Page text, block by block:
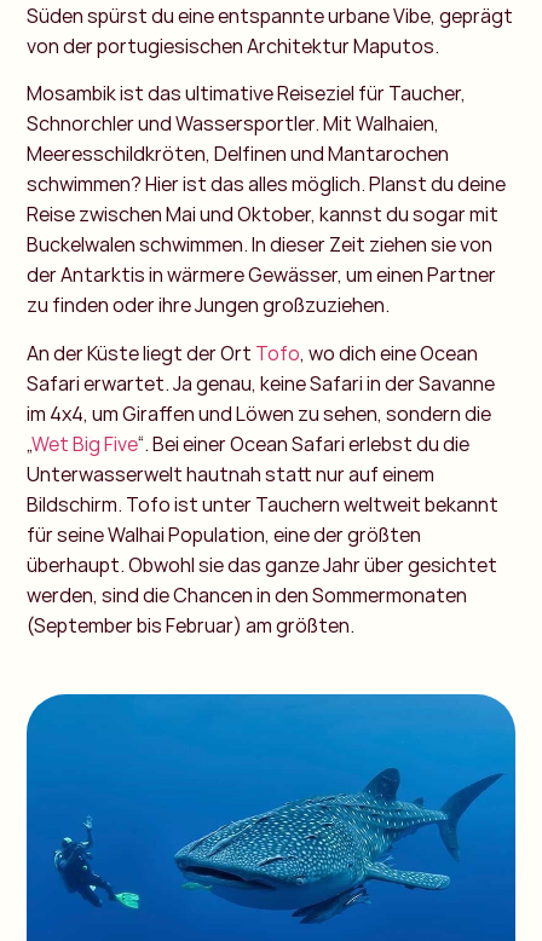
Süden spürst du eine entspannte urbane Vibe, geprägt
von der portugiesischen Architektur Maputos.
Mosambik ist das ultimative Reiseziel für Taucher,
Schnorchler und Wassersportler. Mit Walhaien,
Meeresschildkröten, Delfinen und Mantarochen
schwimmen? Hier ist das alles möglich. Planst du deine
Reise zwischen Mai und Oktober, kannst du sogar mit
Buckelwalen schwimmen. In dieser Zeit ziehen sie von
der Antarktis in wärmere Gewässer, um einen Partner
zu finden oder ihre Jungen großzuziehen.
An der Küste liegt der Ort Tofo, wo dich eine Ocean
Safari erwartet. Ja genau, keine Safari in der Savanne
im 4x4, um Giraffen und Löwen zu sehen, sondern die
„Wet Big Five“. Bei einer Ocean Safari erlebst du die
Unterwasserwelt hautnah statt nur auf einem
Bildschirm. Tofo ist unter Tauchern weltweit bekannt
für seine Walhai Population, eine der größten
überhaupt. Obwohl sie das ganze Jahr über gesichtet
werden, sind die Chancen in den Sommermonaten
(September bis Februar) am größten.